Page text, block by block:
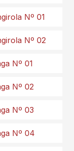
Nº 01
Nº 02
Nº 01
Nº 02
Nº 03
Nº 04